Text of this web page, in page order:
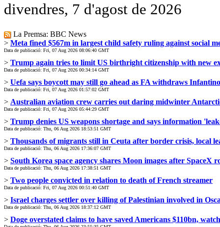
divendres, 7 d'agost de 2026
La Premsa: BBC News
> Meta fined $567m in largest child safety ruling against social
Data de publicació: Fri, 07 Aug 2026 08:06:40 GMT
> Trump again tries to limit US birthright citizenship with new
Data de publicació: Fri, 07 Aug 2026 00:34:14 GMT
> Uefa says boycott may still go ahead as FA withdraws
Data de publicació: Fri, 07 Aug 2026 01:57:02 GMT
> Australian aviation crew carries out daring midwinter
Data de publicació: Fri, 07 Aug 2026 05:44:29 GMT
> Trump denies US weapons shortage and says information
Data de publicació: Thu, 06 Aug 2026 18:53:51 GMT
> Thousands of migrants still in Ceuta after border crisis, local
Data de publicació: Thu, 06 Aug 2026 17:36:07 GMT
> South Korea space agency shares Moon images after SpaceX
Data de publicació: Thu, 06 Aug 2026 17:38:51 GMT
> Two people convicted in relation to death of French streamer
Data de publicació: Fri, 07 Aug 2026 00:51:40 GMT
> Israel charges settler over killing of Palestinian involved in
Data de publicació: Thu, 06 Aug 2026 18:37:12 GMT
> Doge overstated claims to have saved Americans $110bn,